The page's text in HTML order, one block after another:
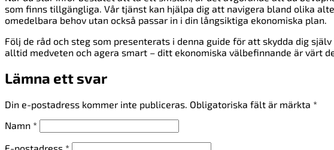
som finns tillgängliga. Vår tjänst kan hjälpa dig att navigera bland olika
omedelbara behov utan också passar in i din långsiktiga ekonomiska plan.
Följ de råd och steg som presenterats i denna guide för att skydda dig
alltid medveten och agera smart – ditt ekonomiska välbefinnande är värt
Lämna ett svar
Din e-postadress kommer inte publiceras. Obligatoriska fält är märkta *
Namn *